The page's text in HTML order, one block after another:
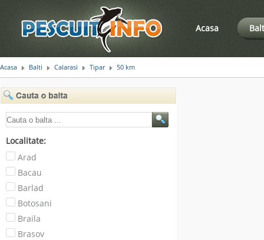
Acasa
Acasa Balti Calarasi Tipar 50 km
Localitate:
Arad
Bacau
Barlad
Botosani
Braila
Brasov